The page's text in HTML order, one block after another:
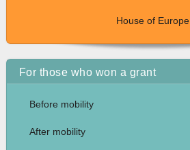
House of Europe
For those who won a grant
Before mobility
After mobility